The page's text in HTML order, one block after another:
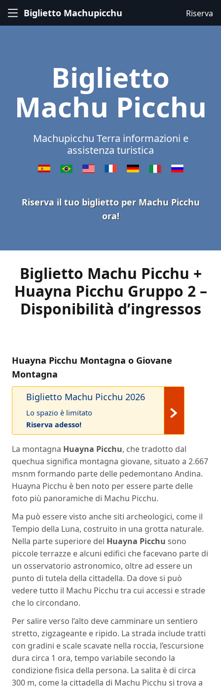
Biglietto Machupicchu Riserva
Biglietto
Machu Picchu
Machupicchu Terra informazioni e
assistenza turistica
Riserva il tuo biglietto per Machu Picchu
ora!
Biglietto Machu Picchu +
Huayna Picchu Gruppo 2 –
Disponibilità d’ingressos
Huayna Picchu Montagna o Giovane
Montagna
Biglietto Machu Picchu 2026
Lo spazio è limitato
Riserva adesso!
La montagna Huayna Picchu, che tradotto dal
quechua significa montagna giovane, situato a 2.667
msnm formando parte delle pedemontano Andina.
Huayna Picchu è ben noto per essere parte delle
foto più panoramiche di Machu Picchu.
Ma può essere visto anche siti archeologici, come il
Tempio della Luna, costruito in una grotta naturale.
Nella parte superiore del Huayna Picchu sono
piccole terrazze e alcuni edifici che facevano parte di
un osservatorio astronomico, oltre ad essere un
punto di tutela della cittadella. Da dove si può
vedere tutto il Machu Picchu tra cui accessi e strade
che lo circondano.
Per salire verso l’alto deve camminare un sentiero
stretto, zigzageante e ripido. La strada include tratti
con gradini e scale scavate nella roccia, l’escursione
dura circa 1 ora, tempo variabile secondo la
condizione fisica della persona. La salita è di circa
300 m, come la cittadella di Machu Picchu si trova a